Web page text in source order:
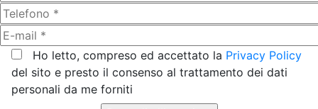
Ho letto, compreso ed accettato la Privacy Policy
del sito e presto il consenso al trattamento dei dati
personali da me forniti